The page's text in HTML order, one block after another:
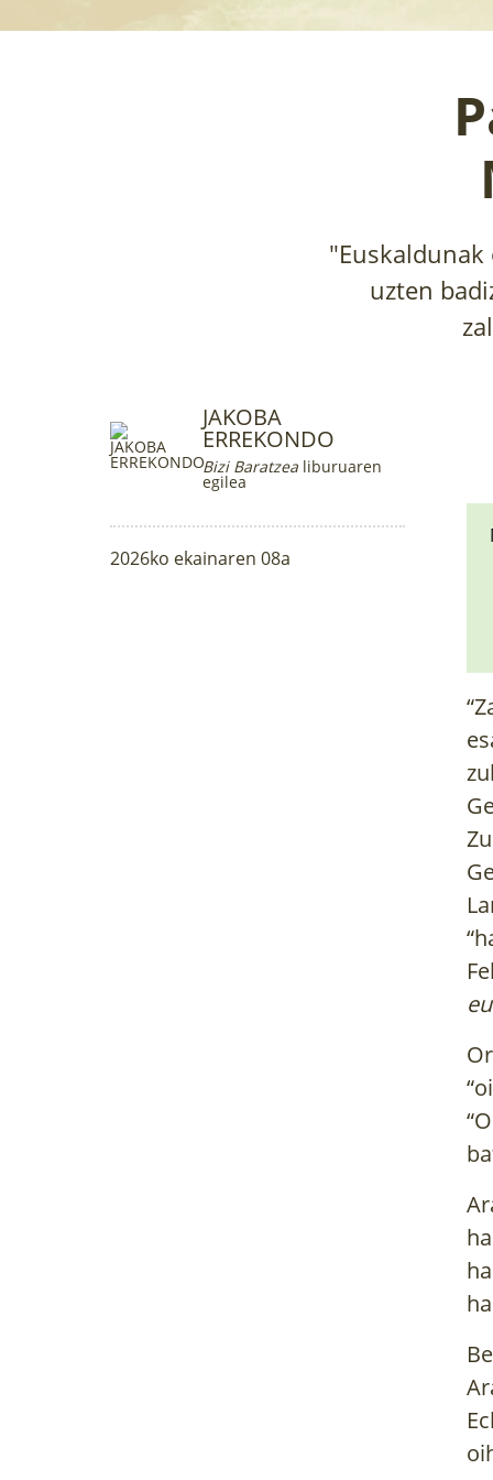
uzten
JAKOBA
ERREKONDO
Bizi Baratzea liburuaren
egilea
2026ko ekainaren 08a